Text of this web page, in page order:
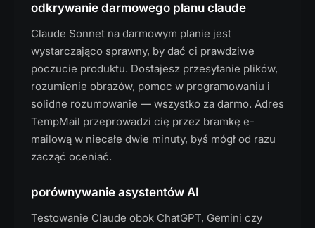
odkrywanie darmowego planu claude
Claude Sonnet na darmowym planie jest
wystarczająco sprawny, by dać ci prawdziwe
poczucie produktu. Dostajesz przesyłanie plików,
rozumienie obrazów, pomoc w programowaniu i
solidne rozumowanie — wszystko za darmo. Adres
TempMail przeprowadzi cię przez bramkę e-
mailową w niecałe dwie minuty, byś mógł od razu
zacząć oceniać.
porównywanie asystentów AI
Testowanie Claude obok ChatGPT, Gemini czy